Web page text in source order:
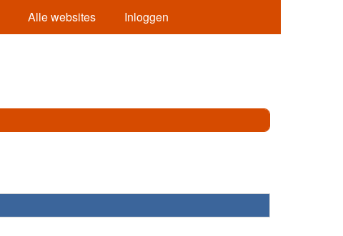
Alle websites Inloggen